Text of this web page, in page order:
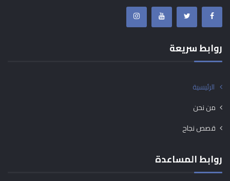
روابط سريعة
الرئيسية
من نحن
قصص نجاح
روابط المساعدة